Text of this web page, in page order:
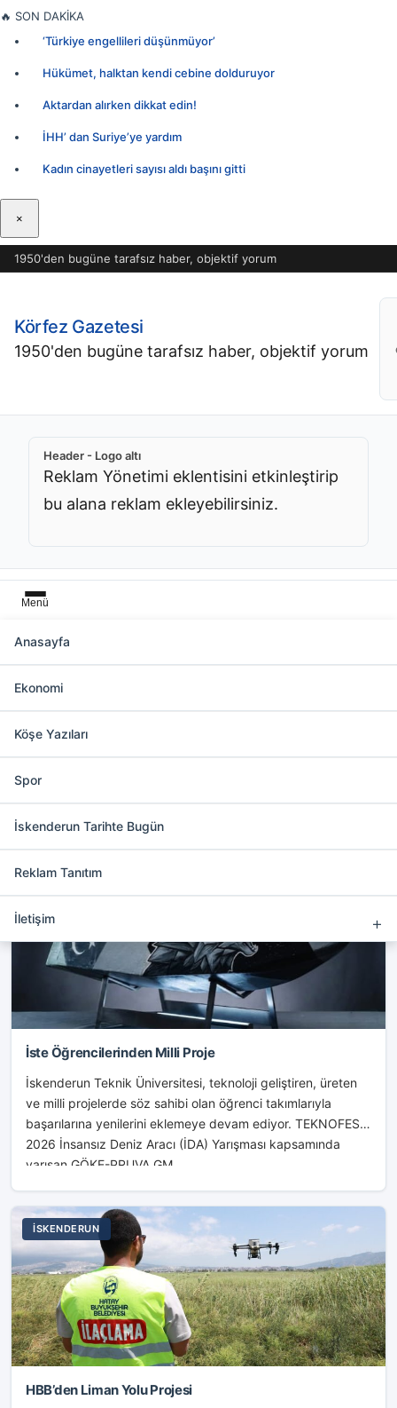
İçeriğe
🔥 SON DAKİKA
‘Türkiye engellileri düşünmüyor’
Hükümet, halktan kendi cebine dolduruyor
Aktardan alırken dikkat edin!
İHH’ dan Suriye’ye yardım
Kadın cinayetleri sayısı aldı başını gitti
×
1950'den bugüne tarafsız haber, objektif yorum
Körfez Gazetesi
1950'den bugüne tarafsız haber, objektif yorum
Header - Logo altı
Reklam Yönetimi eklentisini etkinleştirip
bu alana reklam ekleyebilirsiniz.
Menü
Anasayfa
Ekonomi
Köşe Yazıları
Spor
İskenderun Tarihte Bugün
Reklam Tanıtım
İletişim
İskenderun Kategorisinde 8737 Haber
Slider üstü
Reklam Yönetimi eklentisini
İste Öğrencilerinden Milli Proje
İskenderun Teknik Üniversitesi, teknoloji geliştiren, üreten
ve milli projelerde söz sahibi olan öğrenci takımlarıyla
başarılarına yenilerini eklemeye devam ediyor. TEKNOFEST
2026 İnsansız Deniz Aracı (İDA) Yarışması kapsamında
yarışan GÖKE-PRUVA GM...
İSKENDERUN
HBB’den Liman Yolu Projesi